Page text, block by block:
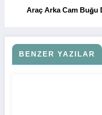
Araç Arka Cam Buğu
BENZER YAZILAR